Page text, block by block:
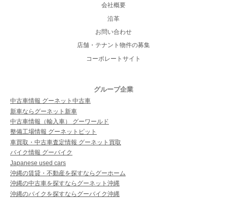
会社概要
沿革
お問い合わせ
店舗・テナント物件の募集
コーポレートサイト
グループ企業
中古車情報 グーネット中古車
新車ならグーネット新車
中古車情報（輸入車） グーワールド
整備工場情報 グーネットピット
車買取・中古車査定情報 グーネット買取
バイク情報 グーバイク
Japanese used cars
沖縄の賃貸・不動産を探すならグーホーム
沖縄の中古車を探すならグーネット沖縄
沖縄のバイクを探すならグーバイク沖縄